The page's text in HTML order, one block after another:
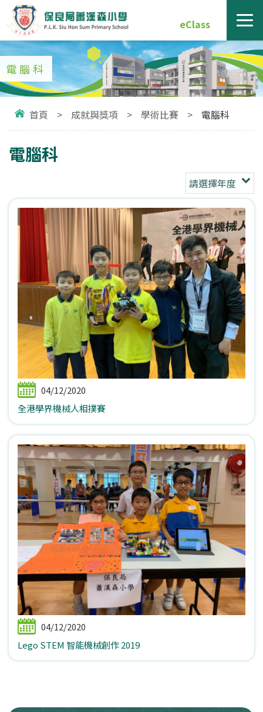
eClass
電腦科
首頁 > 成就與獎項 > 學術比賽 > 電腦科
電腦科
請選擇年度
04/12/2020
全港學界機械人相撲賽
04/12/2020
Lego STEM 智能機械創作 2019